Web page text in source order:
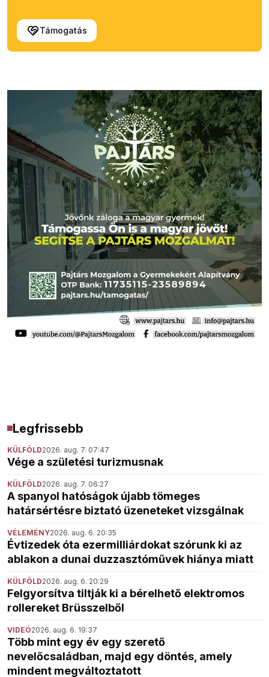
Támogatás
Legfrissebb
KÜLFÖLD2026. aug. 7. 07:47
Vége a születési turizmusnak
KÜLFÖLD2026. aug. 7. 06:27
A spanyol hatóságok újabb tömeges
határsértésre biztató üzeneteket vizsgálnak
VÉLEMÉNY2026. aug. 6. 20:35
Évtizedek óta ezermilliárdokat szórunk ki az
ablakon a dunai duzzasztóművek hiánya miatt
KÜLFÖLD2026. aug. 6. 20:29
Felgyorsítva tiltják ki a bérelhető elektromos
rollereket Brüsszelből
VIDEÓ2026. aug. 6. 19:37
Több mint egy év egy szerető
nevelőcsaládban, majd egy döntés, amely
mindent megváltoztatott